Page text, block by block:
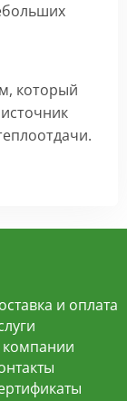
который
для
работает.
и оплата